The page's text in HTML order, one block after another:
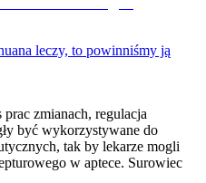
leczy, to powinniśmy ją
prac zmianach, regulacja
być wykorzystywane do
tak by lekarze mogli
w aptece. Surowiec